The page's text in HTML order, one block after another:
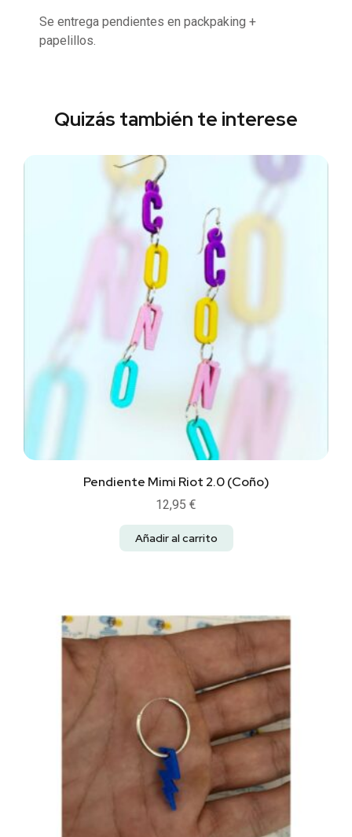
Se entrega pendientes en packpaking +
papelillos.
Quizás también te interese
Pendiente Mimi Riot 2.0 (Coño)
12,95 €
Añadir al carrito